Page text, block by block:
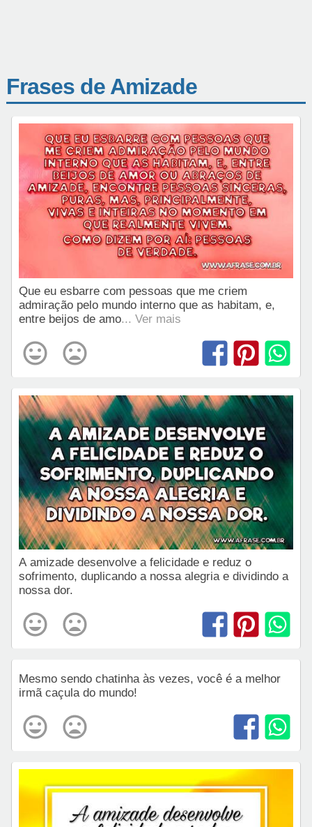
Frases de Amizade
Que eu esbarre com pessoas que me criem
admiração pelo mundo interno que as habitam, e,
entre beijos de amo... Ver mais
A amizade desenvolve a felicidade e reduz o
sofrimento, duplicando a nossa alegria e dividindo a
nossa dor.
Mesmo sendo chatinha às vezes, você é a melhor
irmã caçula do mundo!